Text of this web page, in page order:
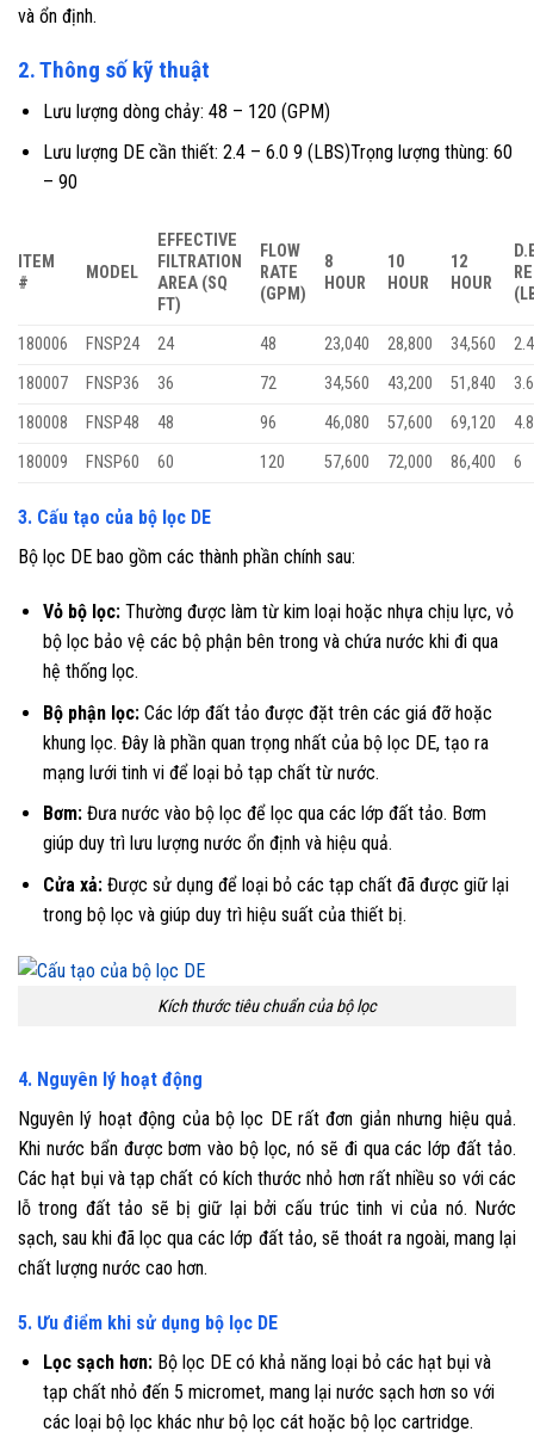
và ổn định.
2. Thông số kỹ thuật
Lưu lượng dòng chảy: 48 – 120 (GPM)
Lưu lượng DE cần thiết: 2.4 – 6.0 9 (LBS)Trọng lượng thùng: 60
– 90
ITEM
#
MODEL
EFFECTIVE
FILTRATION
AREA (SQ
FT)
FLOW
RATE
(GPM)
8
HOUR
10
HOUR
12
HOUR
180006 FNSP24 24 48 23,040 28,800 34,560
2.4
180007
FNSP36 36 72 34,560 43,200 51,840
3.6
180008
FNSP48 48 96 46,080 57,600 69,120
4.8
180009
FNSP60 60 120 57,600 72,000 86,400 6
3. Cấu tạo của bộ lọc DE
Bộ lọc DE bao gồm các thành phần chính sau:
Vỏ bộ lọc:Thường được làm từ kim loại hoặc nhựa chịu lực, vỏ
bộ lọc bảo vệ các bộ phận bên trong và chứa nước khi đi qua
hệ thống lọc.
Bộ phận lọc:Các lớp đất tảo được đặt trên các giá đỡ hoặc
khung lọc. Đây là phần quan trọng nhất của bộ lọc DE, tạo ra
mạng lưới tinh vi để loại bỏ tạp chất từ nước.
Bơm:Đưa nước vào bộ lọc để lọc qua các lớp đất tảo. Bơm
giúp duy trì lưu lượng nước ổn định và hiệu quả.
Cửa xả:Được sử dụng để loại bỏ các tạp chất đã được giữ lại
trong bộ lọc và giúp duy trì hiệu suất của thiết bị.
Kích thước tiêu chuẩn của bộ lọc
4. Nguyên lý hoạt động
Nguyên lý hoạt động của bộ lọc DE rất đơn giản nhưng hiệu quả.
Khi nước bẩn được bơm vào bộ lọc, nó sẽ đi qua các lớp đất tảo.
Các hạt bụi và tạp chất có kích thước nhỏ hơn rất nhiều so với các
lỗ trong đất tảo sẽ bị giữ lại bởi cấu trúc tinh vi của nó. Nước
sạch, sau khi đã lọc qua các lớp đất tảo, sẽ thoát ra ngoài, mang lại
chất lượng nước cao hơn.
5. Ưu điểm khi sử dụng bộ lọc DE
Lọc sạch hơn:Bộ lọc DE có khả năng loại bỏ các hạt bụi và
tạp chất nhỏ đến 5 micromet, mang lại nước sạch hơn so với
các loại bộ lọc khác như bộ lọc cát hoặc bộ lọc cartridge.